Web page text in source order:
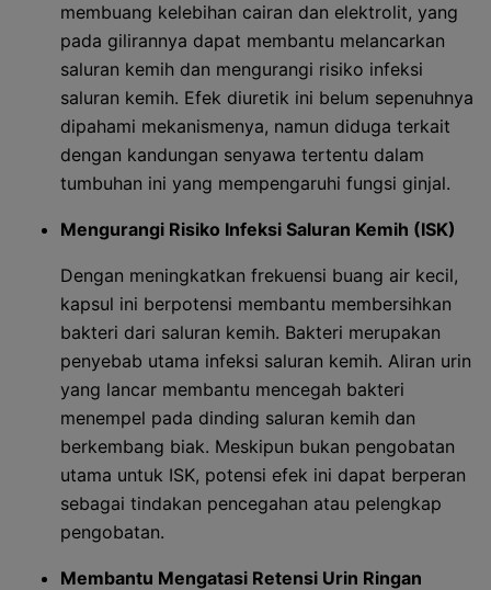
membuang kelebihan cairan dan elektrolit, yang
pada gilirannya dapat membantu melancarkan
saluran kemih dan mengurangi risiko infeksi
saluran kemih. Efek diuretik ini belum sepenuhnya
dipahami mekanismenya, namun diduga terkait
dengan kandungan senyawa tertentu dalam
tumbuhan ini yang mempengaruhi fungsi ginjal.
Mengurangi Risiko Infeksi Saluran Kemih (ISK)
Dengan meningkatkan frekuensi buang air kecil,
kapsul ini berpotensi membantu membersihkan
bakteri dari saluran kemih. Bakteri merupakan
penyebab utama infeksi saluran kemih. Aliran urin
yang lancar membantu mencegah bakteri
menempel pada dinding saluran kemih dan
berkembang biak. Meskipun bukan pengobatan
utama untuk ISK, potensi efek ini dapat berperan
sebagai tindakan pencegahan atau pelengkap
pengobatan.
Membantu Mengatasi Retensi Urin Ringan